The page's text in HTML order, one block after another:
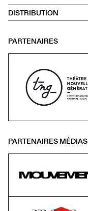
DISTRIBUTION
PARTENAIRES
PARTENAIRES MÉDIAS